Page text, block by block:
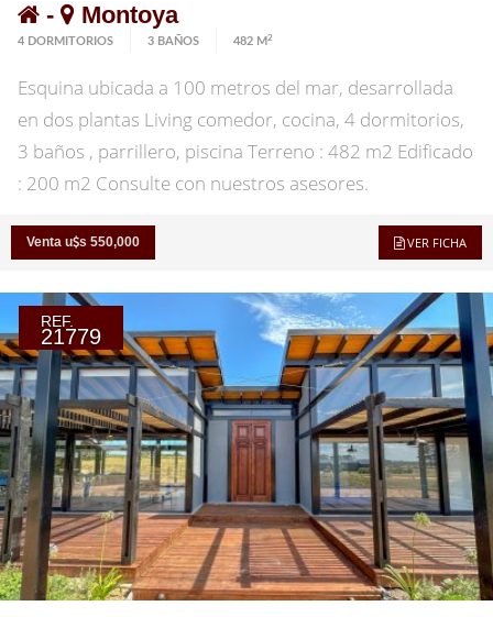
- Montoya
4 DORMITORIOS 3 BAÑOS 482 M 2
Esquina ubicada a 100 metros del mar, desarrollada
en dos plantas Living comedor, cocina, 4 dormitorios,
3 baños , parrillero, piscina Terreno : 482 m2 Edificado
: 200 m2 Consulte con nuestros asesores.
Venta u s 550,000 VER FICHA
REF.
21779